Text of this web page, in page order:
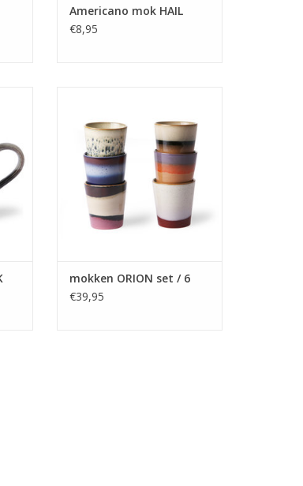
Americano mok HAIL
€8,95
TOEVOEGEN AAN WINKELWAGEN
mokken ORION set / 6
€39,95